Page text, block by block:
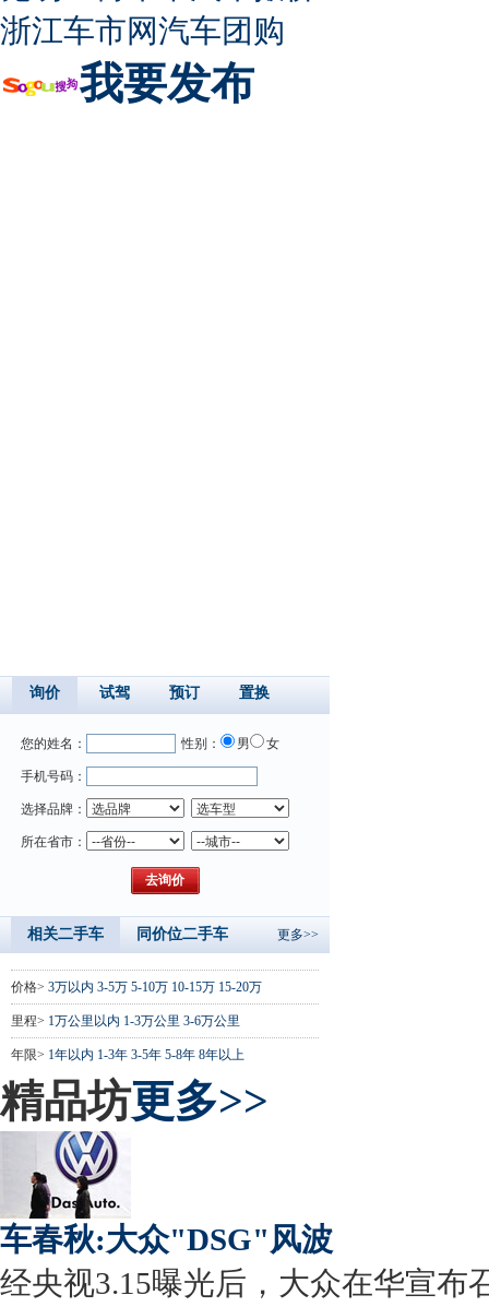
浙江车市网汽车团购
我要发布
询价 试驾 预订 置换
您的姓名： 性别： 男 女
手机号码：
选择品牌：
所在省市：
相关二手车 同价位二手车 更多>>
价格> 3万以内 3-5万 5-10万 10-15万 15-20万
里程> 1万公里以内 1-3万公里 3-6万公里
年限> 1年以内 1-3年 3-5年 5-8年 8年以上
精品坊更多>>
车春秋:大众"DSG"风波
经央视3.15曝光后，大众在华宣布